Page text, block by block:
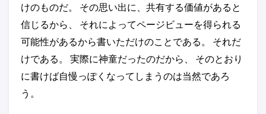
けのものだ。 その思い出に、共有する価値があると
信じるから、 それによってページビューを得られる
可能性があるから書いただけのことである。 それだ
けである。 実際に神童だったのだから、 そのとおり
に書けば自慢っぽくなってしまうのは当然であろ
う。